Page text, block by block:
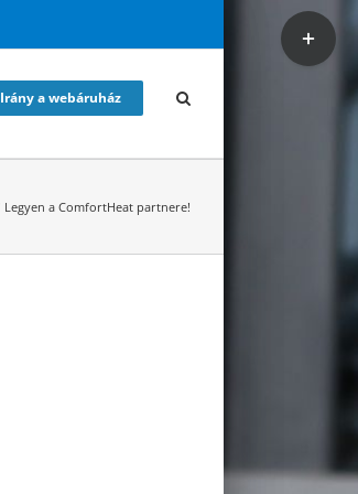
Irány a webáruház
Legyen a ComfortHeat partnere!
Toggle
Sliding
Bar